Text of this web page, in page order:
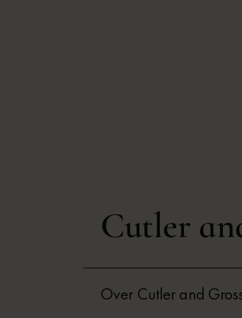
Cutler
Over Cutler and